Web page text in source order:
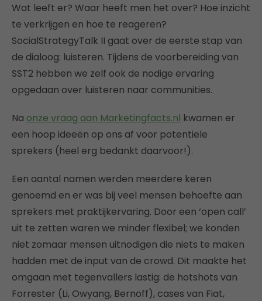
Wat leeft er? Waar heeft men het over? Hoe inzicht
te verkrijgen en hoe te reageren?
SocialStrategyTalk II gaat over de eerste stap van
de dialoog: luisteren. Tijdens de voorbereiding van
SST2 hebben we zelf ook de nodige ervaring
opgedaan over luisteren naar communities.
Na onze vraag aan Marketingfacts.nl kwamen er
een hoop ideeën op ons af voor potentiele
sprekers (heel erg bedankt daarvoor!).
Een aantal namen werden meerdere keren
genoemd en er was bij veel mensen behoefte aan
sprekers met praktijkervaring. Door een ‘open call’
uit te zetten waren we minder flexibel; we konden
niet zomaar mensen uitnodigen die niets te maken
hadden met de input van de crowd. Dit maakte het
omgaan met tegenvallers lastig: de hotshots van
Forrester (Li, Owyang, Bernoff), cases van Fiat,